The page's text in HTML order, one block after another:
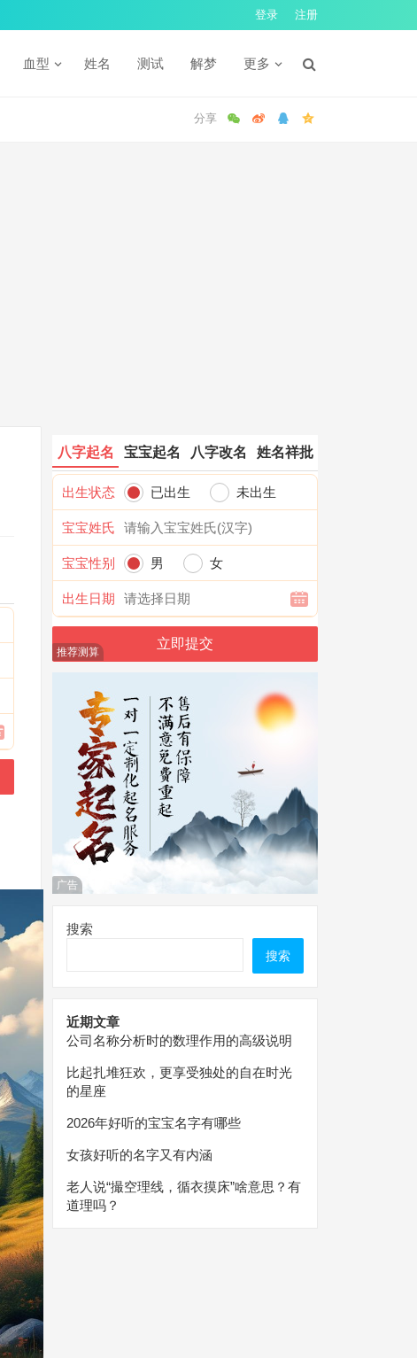
登录 注册
血型 姓名 测试 解梦 更多
八字起名 宝宝起名 八字改名 姓名祥批
出生状态 已出生 未出生
宝宝姓氏
宝宝性别 男 女
出生日期
推荐测算
广告
搜索
搜索
近期文章
公司名称分析时的数理作用的高级说明
比起扎堆狂欢，更享受独处的自在时光
的星座
2026年好听的宝宝名字有哪些
女孩好听的名字又有内涵
老人说“撮空理线，循衣摸床”啥意思？有
道理吗？